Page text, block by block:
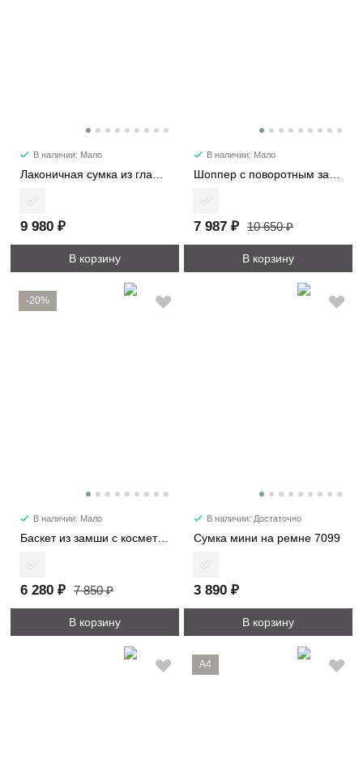
В наличии: Мало
9 980 ₽
В корзину
В наличии: Мало
7 987 ₽ 10 650 ₽
В корзину
-20%
В наличии: Мало
Баскет из замши с косметичкой 6785
6 280 ₽ 7 850 ₽
В корзину
В наличии: Достаточно
Сумка мини на ремне 7099
3 890 ₽
В корзину
A4